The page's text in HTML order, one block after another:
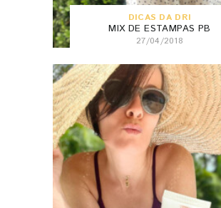
DICAS DA DRI
MIX DE ESTAMPAS PB
27/04/2018